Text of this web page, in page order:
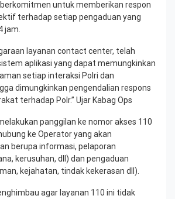
untuk memberikan respon
terhadap setiap pengaduan yang
jam.
layanan contact center, telah
aplikasi yang dapat memungkinkan
setiap interaksi Polri dan
dimungkinkan pengendalian respons
terhadap Polr.” Ujar Kabag Ops
panggilan ke nomor akses 110
ke Operator yang akan
berupa informasi, pelaporan
kerusuhan, dll) dan pengaduan
kejahatan, tindak kekerasan dll).
agar layanan 110 ini tidak